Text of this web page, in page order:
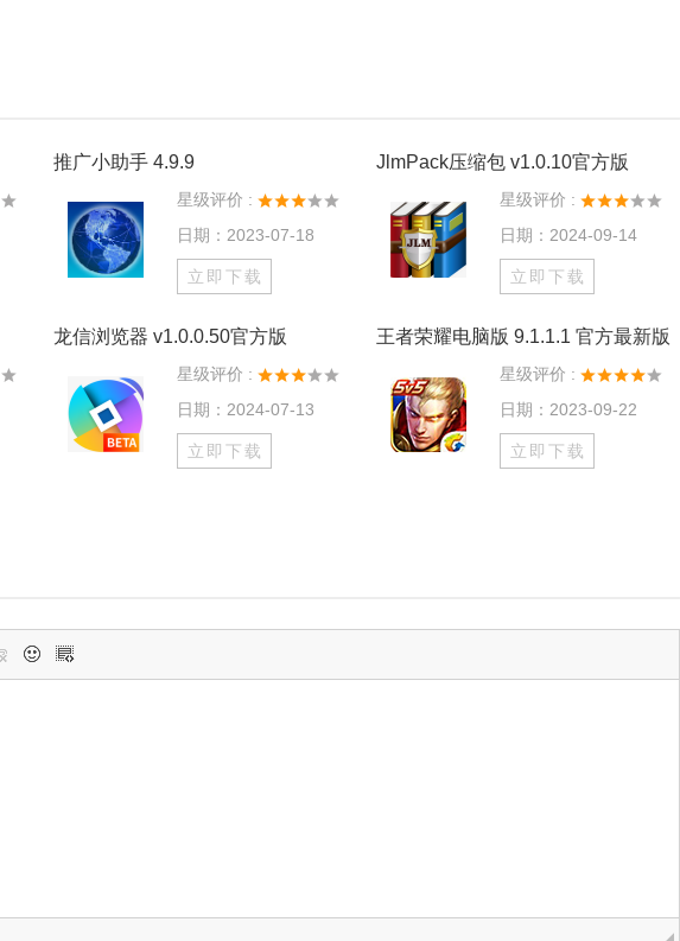
推广小助手 4.9.9
星级评价 :
日期：2023-07-18
立即下载
JlmPack压缩包 v1.0.10官方版
星级评价 :
日期：2024-09-14
立即下载
龙信浏览器 v1.0.0.50官方版
星级评价 :
日期：2024-07-13
立即下载
王者荣耀电脑版 9.1.1.1 官方最新版
星级评价 :
日期：2023-09-22
立即下载